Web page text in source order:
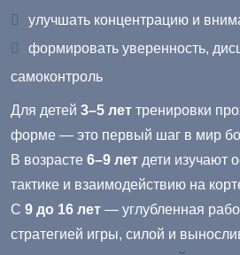
улучшать концентрацию и
формировать уверенность,
самоконтроль
Для детей 3–5 лет тренировки
форме — это первый шаг в мир
В возрасте 6–9 лет дети изучают
тактике и взаимодействию на
С 9 до 16 лет — углубленная
стратегией игры, силой и